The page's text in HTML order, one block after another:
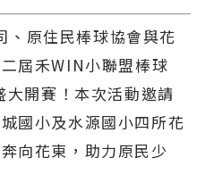
原住民棒球協會與花
屆禾WIN小聯盟棒球
開賽！本次活動邀請
國小及水源國小四所花
向花東，助力原民少